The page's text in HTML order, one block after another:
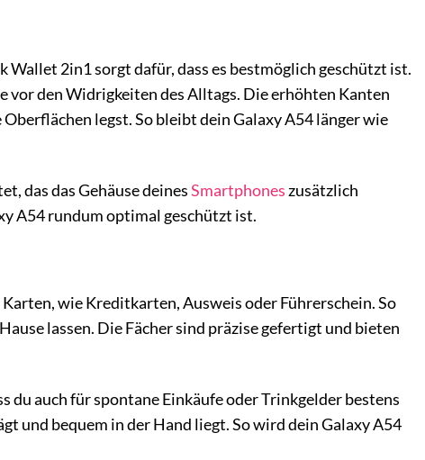
2in1 sorgt dafür, dass es bestmöglich geschützt ist.
vor den Widrigkeiten des Alltags. Die erhöhten Kanten
Oberflächen legst. So bleibt dein Galaxy A54 länger wie
das das Gehäuse deinesSmartphoneszusätzlich
A54 rundum optimal geschützt ist.
wie Kreditkarten, Ausweis oder Führerschein. So
lassen. Die Fächer sind präzise gefertigt und bieten
du auch für spontane Einkäufe oder Trinkgelder bestens
und bequem in der Hand liegt. So wird dein Galaxy A54